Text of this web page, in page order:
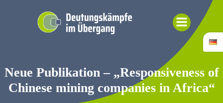
Inhalt
springen
Neue Publikation – „Responsiveness of
Chinese mining companies in Africa“